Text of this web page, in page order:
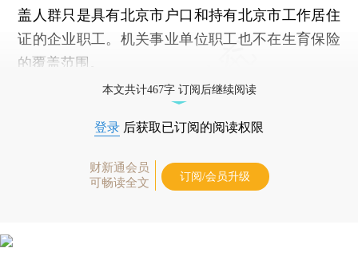
盖人群只是具有北京市户口和持有北京市工作居住
证的企业职工。机关事业单位职工也不在生育保险
的覆盖范围。
本文共计467字 订阅后继续阅读
登录 后获取已订阅的阅读权限
财新通会员
可畅读全文
订阅/会员升级